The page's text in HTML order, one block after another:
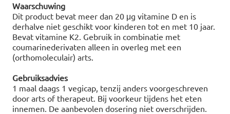
Waarschuwing
Dit product bevat meer dan 20 μg vitamine D en is
derhalve niet geschikt voor kinderen tot en met 10 jaar.
Bevat vitamine K2. Gebruik in combinatie met
coumarinederivaten alleen in overleg met een
(orthomoleculair) arts.
Gebruiksadvies
1 maal daags 1 vegicap, tenzij anders voorgeschreven
door arts of therapeut. Bij voorkeur tijdens het eten
innemen. De aanbevolen dosering niet overschrijden.